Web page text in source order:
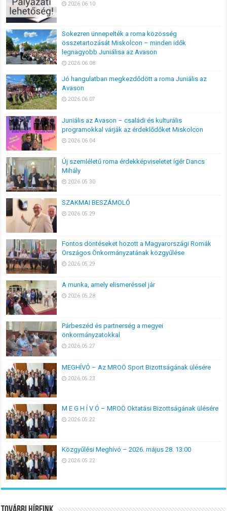
2026.06.10
Sokezren ünnepelték a roma közösség
összetartozását Miskolcon – minden idők
legnagyobb Juniálisa az Avason
2026.06.08
Jó hangulatban megkezdődött a roma Juniális az
Avason
2026.06.07
Juniális az Avason – családi és kulturális
programokkal várják az érdeklődőket Miskolcon
2026.06.04
Új szemléletű roma érdekképviseletet ígér Dancs
Mihály
2026.05.30
SZAKMAI BESZÁMOLÓ
2026.05.29
Fontos döntéseket hozott a Magyarországi Romák
Országos Önkormányzatának közgyűlése
2026.05.29
A munka, amely elismeréssel jár
2026.05.28
Párbeszéd és partnerség a megyei
önkormányzatokkal
2026.05.27
MEGHÍVÓ – Az MROÖ Sport Bizottságának ülésére
2026.05.23
M E G H Í V Ó – MROÖ Oktatási Bizottságának ülésére
2026.05.22
Közgyűlési Meghívó – 2026. május 28. 13:00
2026.05.22